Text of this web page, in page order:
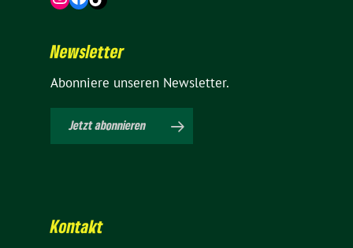
News­letter
Abon­niere unseren Newsletter.
Jetzt abon­nieren
Kontakt